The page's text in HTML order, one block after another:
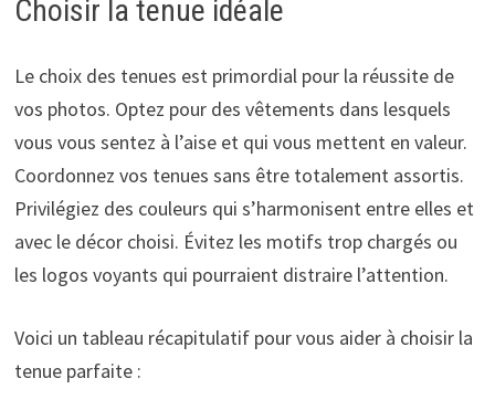
Choisir la tenue idéale
Le choix des tenues est primordial pour la réussite de
vos photos. Optez pour des vêtements dans lesquels
vous vous sentez à l’aise et qui vous mettent en valeur.
Coordonnez vos tenues sans être totalement assortis.
Privilégiez des couleurs qui s’harmonisent entre elles et
avec le décor choisi. Évitez les motifs trop chargés ou
les logos voyants qui pourraient distraire l’attention.
Voici un tableau récapitulatif pour vous aider à choisir la
tenue parfaite :